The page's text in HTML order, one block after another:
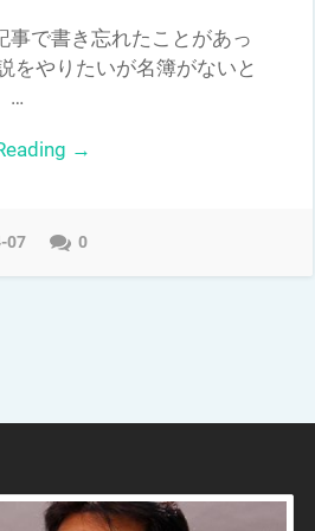
で書き忘れたことがあっ
やりたいが名簿がないと
…
→
07 0